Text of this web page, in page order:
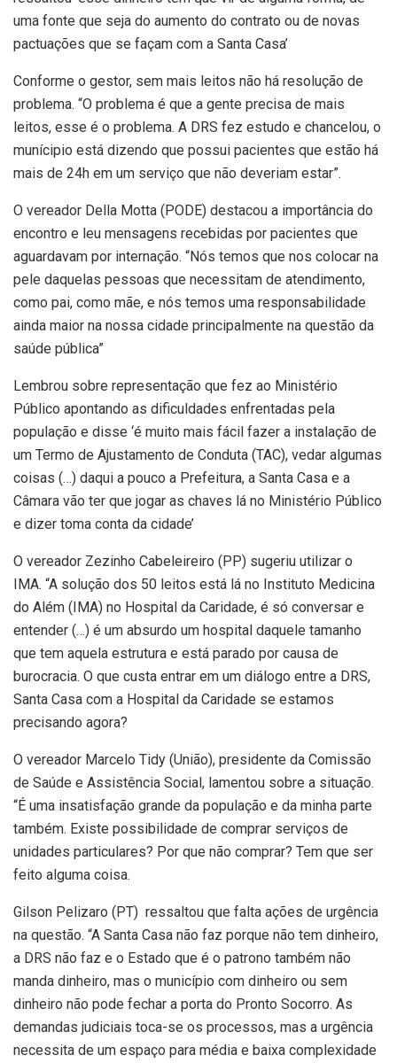
uma fonte que seja do aumento do contrato ou de novas
pactuações que se façam com a Santa Casa’
Conforme o gestor, sem mais leitos não há resolução de
problema. “O problema é que a gente precisa de mais
leitos, esse é o problema. A DRS fez estudo e chancelou, o
munícipio está dizendo que possui pacientes que estão há
mais de 24h em um serviço que não deveriam estar”.
O vereador Della Motta (PODE) destacou a importância do
encontro e leu mensagens recebidas por pacientes que
aguardavam por internação. “Nós temos que nos colocar na
pele daquelas pessoas que necessitam de atendimento,
como pai, como mãe, e nós temos uma responsabilidade
ainda maior na nossa cidade principalmente na questão da
saúde pública”
Lembrou sobre representação que fez ao Ministério
Público apontando as dificuldades enfrentadas pela
população e disse ‘é muito mais fácil fazer a instalação de
um Termo de Ajustamento de Conduta (TAC), vedar algumas
coisas (…) daqui a pouco a Prefeitura, a Santa Casa e a
Câmara vão ter que jogar as chaves lá no Ministério Público
e dizer toma conta da cidade’
O vereador Zezinho Cabeleireiro (PP) sugeriu utilizar o
IMA. “A solução dos 50 leitos está lá no Instituto Medicina
do Além (IMA) no Hospital da Caridade, é só conversar e
entender (…) é um absurdo um hospital daquele tamanho
que tem aquela estrutura e está parado por causa de
burocracia. O que custa entrar em um diálogo entre a DRS,
Santa Casa com a Hospital da Caridade se estamos
precisando agora?
O vereador Marcelo Tidy (União), presidente da Comissão
de Saúde e Assistência Social, lamentou sobre a situação.
“É uma insatisfação grande da população e da minha parte
também. Existe possibilidade de comprar serviços de
unidades particulares? Por que não comprar? Tem que ser
feito alguma coisa.
Gilson Pelizaro (PT) ressaltou que falta ações de urgência
na questão. “A Santa Casa não faz porque não tem dinheiro,
a DRS não faz e o Estado que é o patrono também não
manda dinheiro, mas o município com dinheiro ou sem
dinheiro não pode fechar a porta do Pronto Socorro. As
demandas judiciais toca-se os processos, mas a urgência
necessita de um espaço para média e baixa complexidade